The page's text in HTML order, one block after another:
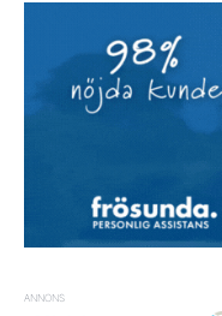
ANNONS